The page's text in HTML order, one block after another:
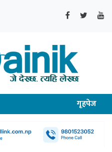
गृहपेज